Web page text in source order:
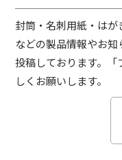
封筒・名刺用紙・は
などの製品情報やお知
投稿しております。
しくお願いします。